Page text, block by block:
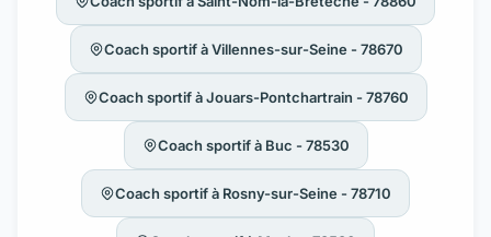
Coach sportif à Villennes-sur-Seine - 78670
Coach sportif à Jouars-Pontchartrain - 78760
Coach sportif à Buc - 78530
Coach sportif à Rosny-sur-Seine - 78710